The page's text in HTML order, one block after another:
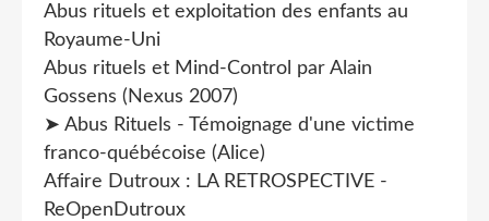
Abus rituels et exploitation des enfants au
Royaume-Uni
Abus rituels et Mind-Control par Alain
Gossens (Nexus 2007)
➤ Abus Rituels - Témoignage d'une victime
franco-québécoise (Alice)
Affaire Dutroux : LA RETROSPECTIVE -
ReOpenDutroux